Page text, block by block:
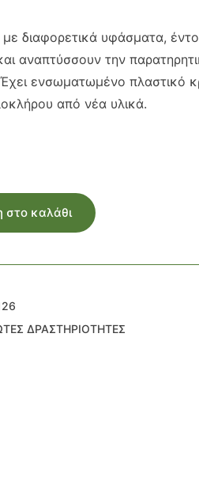
με διαφορετικά υφάσματα,
αναπτύσσουν την
ενσωματωμένο πλαστικό
από νέα υλικά.
στο καλάθι
ΔΡΑΣΤΗΡΙΟΤΗΤΕΣ